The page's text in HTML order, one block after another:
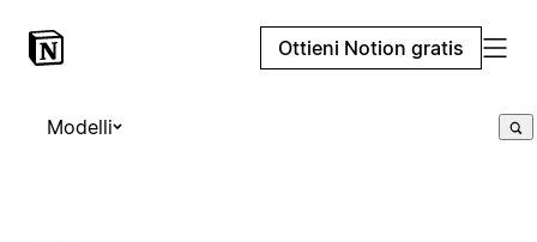
Ottieni Notion gratis
Modelli